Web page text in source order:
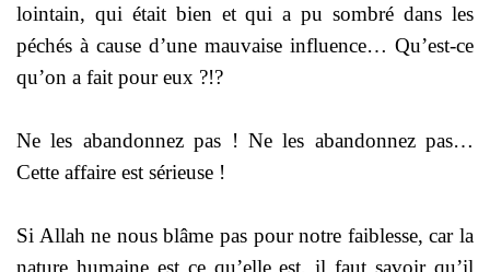
lointain, qui était bien et qui a pu sombré dans les
péchés à cause d’une mauvaise influence… Qu’est-ce
qu’on a fait pour eux ?!?
Ne les abandonnez pas ! Ne les abandonnez pas…
Cette affaire est sérieuse !
Si Allah ne nous blâme pas pour notre faiblesse, car la
nature humaine est ce qu’elle est, il faut savoir qu’il